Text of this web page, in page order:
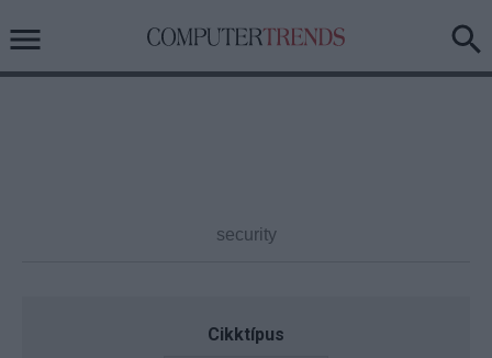
Cikktípus